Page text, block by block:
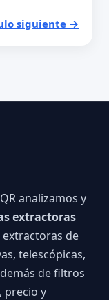
siguiente →
analizamos y
extractoras
extractoras de
telescópicas,
de filtros
precio y